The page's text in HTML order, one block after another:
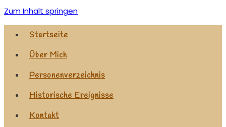
Zum Inhalt springen
Startseite
Über Mich
Personenverzeichnis
Historische Ereignisse
Kontakt